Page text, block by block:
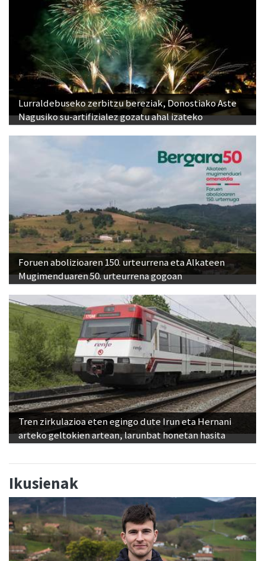
Lurraldebuseko zerbitzu bereziak, Donostiako Aste
Nagusiko su-artifizialez gozatu ahal izateko
Foruen abolizioaren 150. urteurrena eta Alkateen
Mugimenduaren 50. urteurrena gogoan
Tren zirkulazioa eten egingo dute Irun eta Hernani
arteko geltokien artean, larunbat honetan hasita